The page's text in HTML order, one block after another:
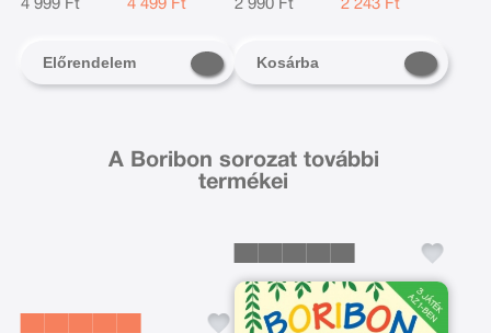
4 999 Ft 4 499 Ft
Előrendelem
2 990 Ft 2 243 Ft
Kosárba
A Boribon sorozat további
termékei